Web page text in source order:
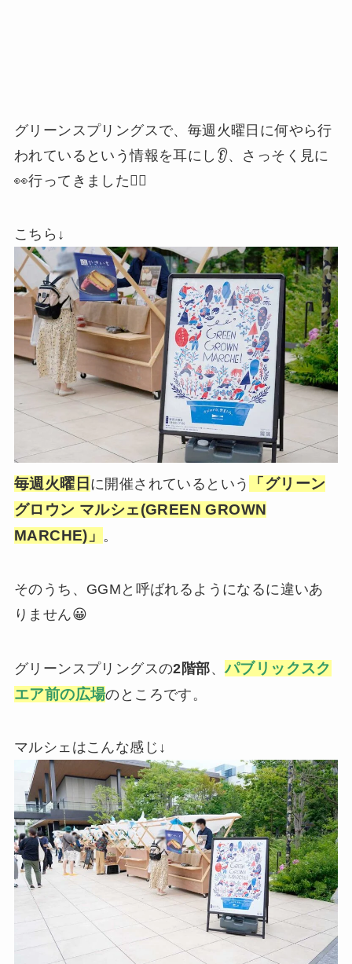
グリーンスプリングスで、毎週火曜日に何やら行
われているという情報を耳にし👂、さっそく見に
👀行ってきました🚶‍♀️
こちら↓
毎週火曜日 に開催されているという
「グリーン
グロウン マルシェ(GREEN GROWN
MARCHE)」 。
そのうち、GGMと呼ばれるようになるに違いあ
りません😀
グリーンスプリングスの2階部、パブリックスク
エア前の広場のところです。
マルシェはこんな感じ↓